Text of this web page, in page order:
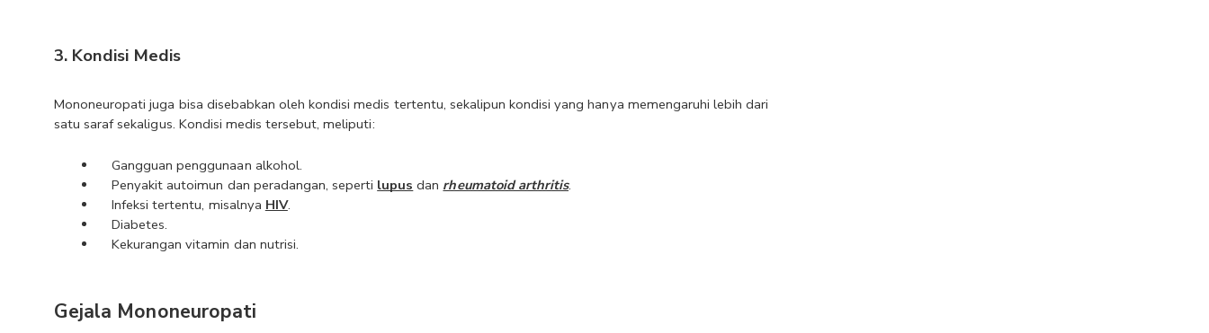
3. Kondisi Medis
Mononeuropati juga bisa disebabkan oleh kondisi medis tertentu, sekalipun kondisi yang hanya memengaruhi lebih dari
satu saraf sekaligus. Kondisi medis tersebut, meliputi:
Gangguan penggunaan alkohol.
Penyakit autoimun dan peradangan, seperti lupus dan rheumatoid arthritis.
Infeksi tertentu, misalnya HIV.
Diabetes.
Kekurangan vitamin dan nutrisi.
Gejala Mononeuropati